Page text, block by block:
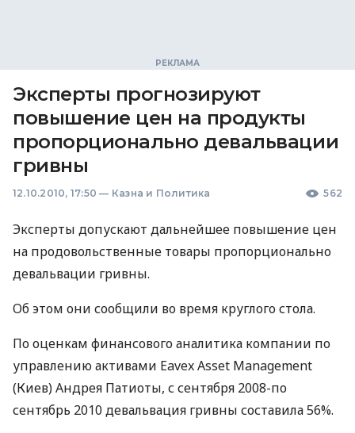
Эксперты прогнозируют
повышение цен на продукты
пропорционально девальвации
гривны
12.10.2010, 17:50 — Казна и Политика 562
Эксперты допускают дальнейшее повышение цен
на продовольственные товары пропорционально
девальвации гривны.
Об этом они сообщили во время круглого стола.
По оценкам финансового аналитика компании по
управлению активами Eavex Asset Management
(Киев) Андрея Патиоты, с сентября 2008-по
сентябрь 2010 девальвация гривны составила 56%.